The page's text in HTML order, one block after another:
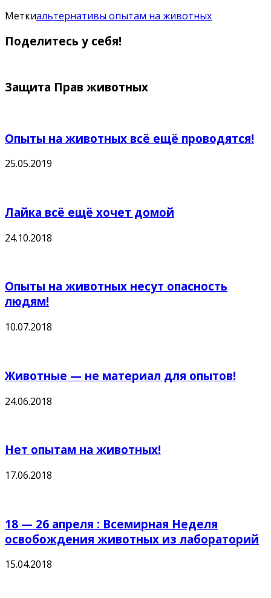
Меткиальтернативы опытам на животных
Поделитесь у себя!
Защита Прав животных
Опыты на животных всё ещё проводятся!
25.05.2019
Лайка всё ещё хочет домой
24.10.2018
Опыты на животных несут опасность
людям!
10.07.2018
Животные — не материал для опытов!
24.06.2018
Нет опытам на животных!
17.06.2018
18 — 26 апреля : Всемирная Неделя
освобождения животных из лабораторий
15.04.2018